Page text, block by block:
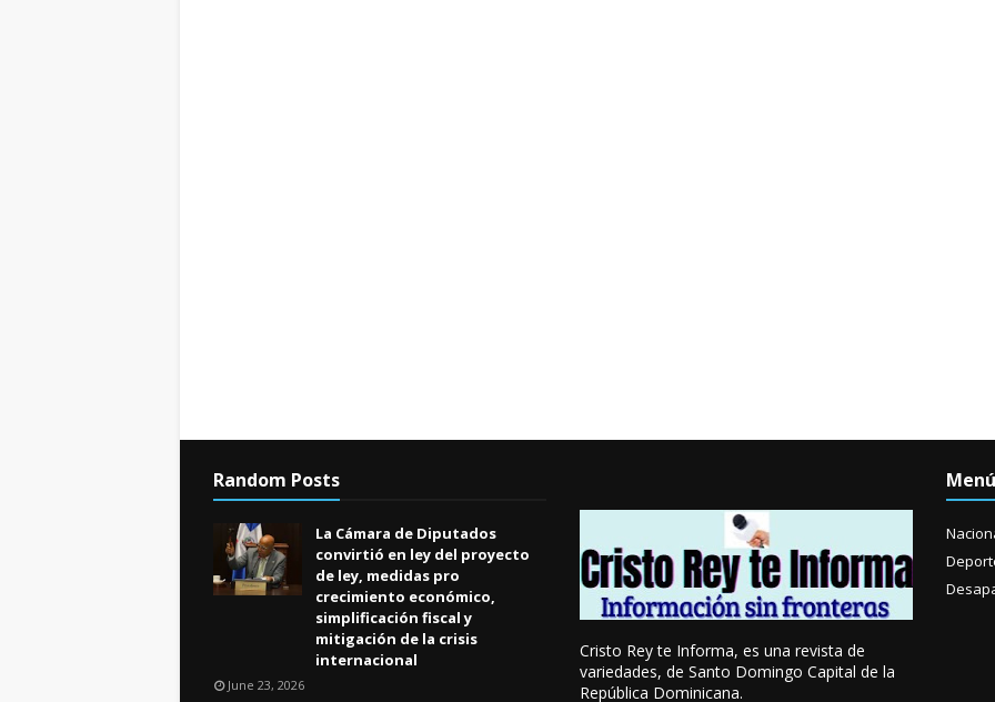
Random Posts
La Cámara de Diputados
convirtió en ley del proyecto
de ley, medidas pro
crecimiento económico,
simplificación fiscal y
mitigación de la crisis
internacional
June 23, 2026
Cristo Rey te Informa, es una revista de
variedades, de Santo Domingo Capital de la
República Dominicana.
Menú